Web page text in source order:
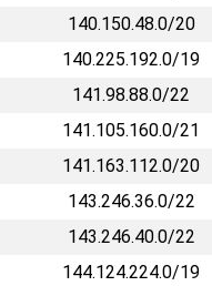
140.150.48.0/20
140.225.192.0/19
141.98.88.0/22
141.105.160.0/21
141.163.112.0/20
143.246.36.0/22
143.246.40.0/22
144.124.224.0/19